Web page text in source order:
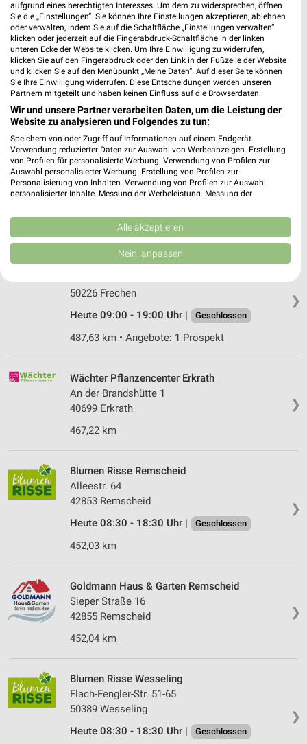
Blumen Risse Köln
Bahnhofstr. 19
51143 Köln
Heute 08:30 - 18:30 Uhr | Geschlossen
473,51 km
Blumen Risse Solingen
Kölner Str. 94
42651 Solingen
Heute 08:30 - 18:30 Uhr |
❯
Dehner Markt Frechen
50226 Frechen
Heute 09:00 - 19:00 Uhr |
Geschlossen
487,63 km • Angebote: 1 Prospekt
❯
Wächter Pflanzencenter Erkrath
An der Brandshütte 1
40699 Erkrath
467,22 km
❯
Blumen Risse Rem­scheid
Alleestr. 64
42853 Rem­scheid
Heute 08:30 - 18:30 Uhr |
Geschlossen
452,03 km
❯
Goldmann Haus & Garten Remscheid
Sieper Straße 16
42855 Remscheid
452,04 km
❯
Blumen Risse Wesseling
Flach-Fengler-Str. 51-65
50389 Wesseling
Heute 08:30 - 18:30 Uhr |
Geschlossen
aufgrund eines berechtigten Interesses. Um dem zu widersprechen, öffnen
Sie die „Einstellungen“. Sie können Ihre Einstellungen akzeptieren, ablehnen
oder verwalten, indem Sie auf die Schaltfläche „Einstellungen verwalten“
klicken oder jederzeit auf die Fingerabdruck-Schaltfläche in der linken
unteren Ecke der Website klicken. Um Ihre Einwilligung zu widerrufen,
klicken Sie auf den Fingerabdruck oder den Link in der Fußzeile der Website
und klicken Sie auf den Menüpunkt „Meine Daten“. Auf dieser Seite können
Sie Ihre Einwilligung widerrufen. Diese Entscheidungen werden unseren
Partnern mitgeteilt und haben keinen Einfluss auf die Browserdaten.
Wir und unsere Partner verarbeiten Daten, um die Leistung der
Website zu analysieren und Folgendes zu tun:
Speichern von oder Zugriff auf Informationen auf einem Endgerät.
Verwendung reduzierter Daten zur Auswahl von Werbeanzeigen. Erstellung
von Profilen für personalisierte Werbung. Verwendung von Profilen zur
Auswahl personalisierter Werbung. Erstellung von Profilen zur
Personalisierung von Inhalten. Verwendung von Profilen zur Auswahl
personalisierter Inhalte. Messung der Werbeleistung. Messung der
Kombinationen von Daten aus verschiedenen Quellen. Entwicklung und
Verbesserung der Angebote. Verwendung reduzierter Daten zur Auswahl
von Inhalten.
Daten können außerhalb der Europäischen Union weitergegeben und in die
USA gesendet werden.
Website/App.
IAB-Verarbeitungszwecke:
auf einem Endgerät
Verwendung reduzierter Daten zur Auswahl von
Werbeanzeigen
Erstellung von Profilen für personalisierte
Verwendung von Profilen zur Auswahl
personalisierter Werbung
Erstellung von Profilen zur Personalisierung
von Inhalten
Messung der Werbeleistung
Messung der Performance von Inhalten
Quellen
Entwicklung und Verbesserung der Angebote
Verwendung reduzierter Daten zur Auswahl von
Alle akzeptieren
Nein, anpassen